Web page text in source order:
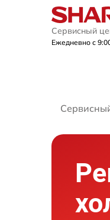
Сервисный
Ежедневно с